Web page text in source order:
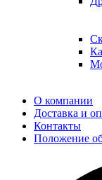
О компании
Доставка и
Контакты
Положение